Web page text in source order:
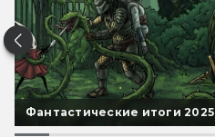
Фантастические итоги 2025